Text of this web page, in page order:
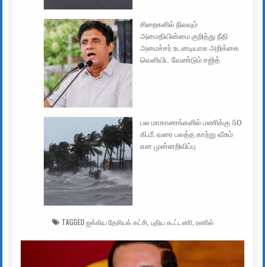
சிறைகளில் நிலவும்
அமைதியின்மை குறித்து நீதி
அமைச்சர் உடனடியாக அறிக்கை
வெளியிட வேண்டும் சஜித்
பல மாகாணங்களில் மணிக்கு 50
கி.மீ. வரை பலத்த காற்று வீசும்
என முன்னறிவிப்பு
TAGGED ஐக்கிய தேசியக் கட்சி, புதிய கூட்டணி, ரணில்